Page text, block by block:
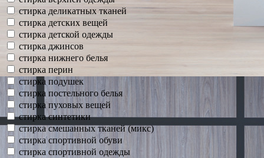
стирка деликатных тканей
стирка детских вещей
стирка детской одежды
стирка джинсов
стирка нижнего белья
стирка перин
стирка подушек
стирка постельного белья
стирка пуховых вещей
стирка синтетики
стирка смешанных тканей (микс)
стирка спортивной обуви
стирка спортивной одежды